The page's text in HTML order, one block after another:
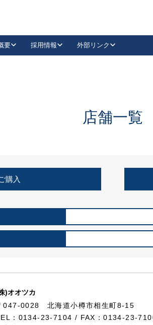
抗ウイルス・抗菌製品
要 採用情報 外部リンク
LinkedIn
住宅使用部材標準化推進協議会
店舗一覧
購入
)オオツカ
047-0028 北海道小樽市相生町8-15
：0134-23-7104 / FAX：0134-23-